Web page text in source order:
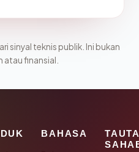
sinyal teknis publik. Ini bukan
atau finansial.
BAHASA